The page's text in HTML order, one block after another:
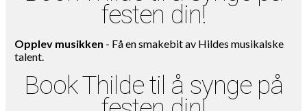
festen din!
Opplev musikken - Få en smakebit av Hildes musikalske
talent.
Book Thilde til å synge på